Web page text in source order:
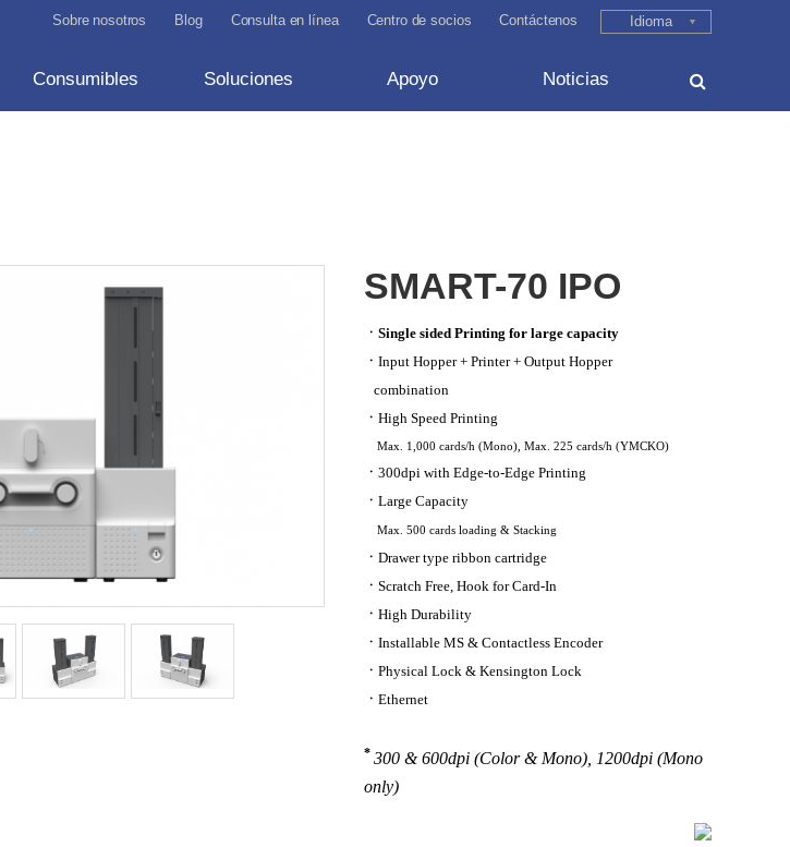
Consumibles Soluciones Apoyo Noticias
Sobre nosotros Blog Consulta en línea Centro de socios Contáctenos Idioma
SMART-70 IPO
ㆍSingle sided Printing for large capacity
ㆍInput Hopper + Printer + Output Hopper
combination
ㆍHigh Speed Printing
Max. 1,000 cards/h (Mono), Max. 225 cards/h (YMCKO)
ㆍ300dpi with Edge-to-Edge Printing
ㆍ​Large Capacity
Max. 500 cards loading & Stacking
ㆍDrawer type ribbon cartridge
ㆍ​Scratch Free, Hook for Card-In
ㆍHigh Durability
ㆍInstallable MS & Contactless Encoder
ㆍPhysical Lock & Kensington Lock
ㆍEthernet
* 300 & 600dpi (Color & Mono), 1200dpi (Mono
only)